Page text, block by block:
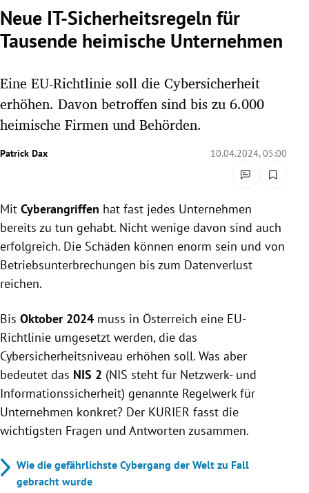
Untermenü
Untermenü
Untermenü
Untermenü
Untermenü
Untermenü
Neue IT-Sicherheitsregeln für
Tausende heimische Unternehmen
Eine EU-Richtlinie soll die Cybersicherheit
erhöhen. Davon betroffen sind bis zu 6.000
heimische Firmen und Behörden.
Patrick Dax 10.04.2024, 05:00
Mit Cyberangriffen hat fast jedes Unternehmen
bereits zu tun gehabt. Nicht wenige davon sind auch
erfolgreich. Die Schäden können enorm sein und von
Betriebsunterbrechungen bis zum Datenverlust
reichen.
Bis Oktober 2024 muss in Österreich eine EU-
Richtlinie umgesetzt werden, die das
Cybersicherheitsniveau erhöhen soll. Was aber
bedeutet das NIS 2 (NIS steht für Netzwerk- und
Informationssicherheit) genannte Regelwerk für
Unternehmen konkret? Der KURIER fasst die
wichtigsten Fragen und Antworten zusammen.
Wie die gefährlichste Cybergang der Welt zu Fall
gebracht wurde